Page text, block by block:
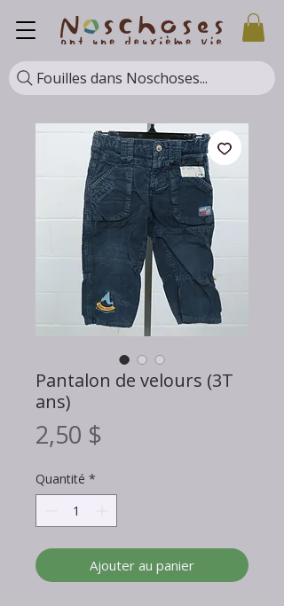
Fouilles dans Noschoses...
Pantalon de velours (3T
ans)
2,50 $
Quantité *
Ajouter au panier